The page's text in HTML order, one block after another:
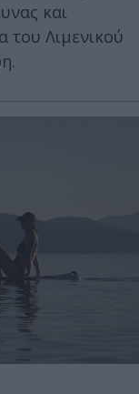
και
του Λιμενικού